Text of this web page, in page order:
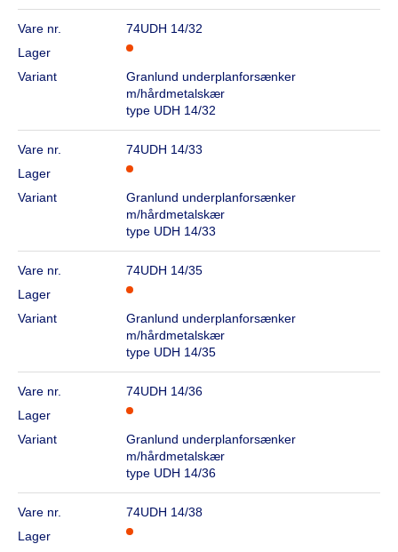
Vare nr.
74UDH 14/32
Lager
Variant
Granlund underplanforsænker
m/hårdmetalskær
type UDH 14/32
Vare nr.
74UDH 14/33
Lager
Variant
Granlund underplanforsænker
m/hårdmetalskær
type UDH 14/33
Vare nr.
74UDH 14/35
Lager
Variant
Granlund underplanforsænker
m/hårdmetalskær
type UDH 14/35
Vare nr.
74UDH 14/36
Lager
Variant
Granlund underplanforsænker
m/hårdmetalskær
type UDH 14/36
Vare nr.
74UDH 14/38
Lager